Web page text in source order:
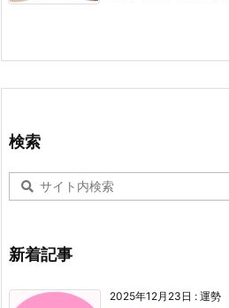
検索
新着記事
2025年12月23日 : 運勢